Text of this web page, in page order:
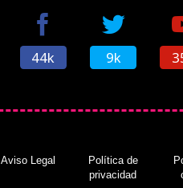
44k 9k
Aviso Legal
Política de
privacidad